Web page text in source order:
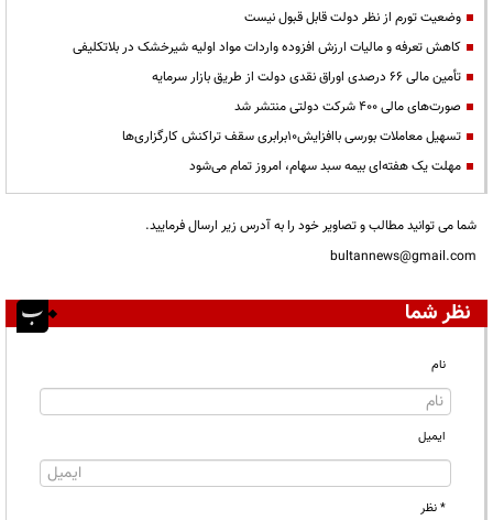
وضعیت تورم از نظر دولت قابل قبول نیست
کاهش تعرفه و مالیات ارزش افزوده واردات مواد اولیه شیرخشک در بلاتکلیفی
تأمین مالی ۶۶ درصدی اوراق نقدی دولت از طریق بازار سرمایه
صورت‌های مالی ۴۰۰ شرکت دولتی منتشر شد
تسهیل معاملات بورسی باافزایش۱۰برابری سقف تراکنش‌ کارگزاری‌ها
مهلت یک هفته‌ای بیمه سبد سهام، امروز تمام می‌شود
شما می توانید مطالب و تصاویر خود را به آدرس زیر ارسال فرمایید.
bultannews@gmail.com
نظر شما
نام
ایمیل
* نظر